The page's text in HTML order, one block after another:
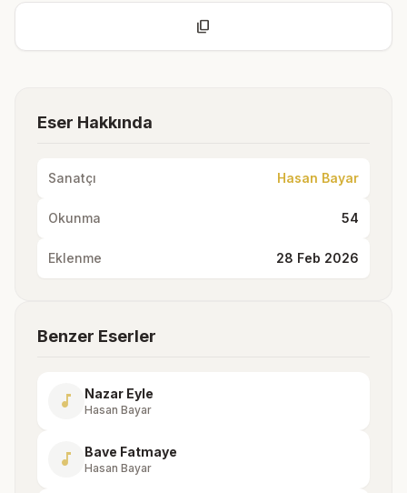
content_copy
Eser Hakkında
Sanatçı Hasan Bayar
Okunma 54
Eklenme 28 Feb 2026
Benzer Eserler
music_note Nazar Eyle
Hasan Bayar
music_note Bave Fatmaye
Hasan Bayar